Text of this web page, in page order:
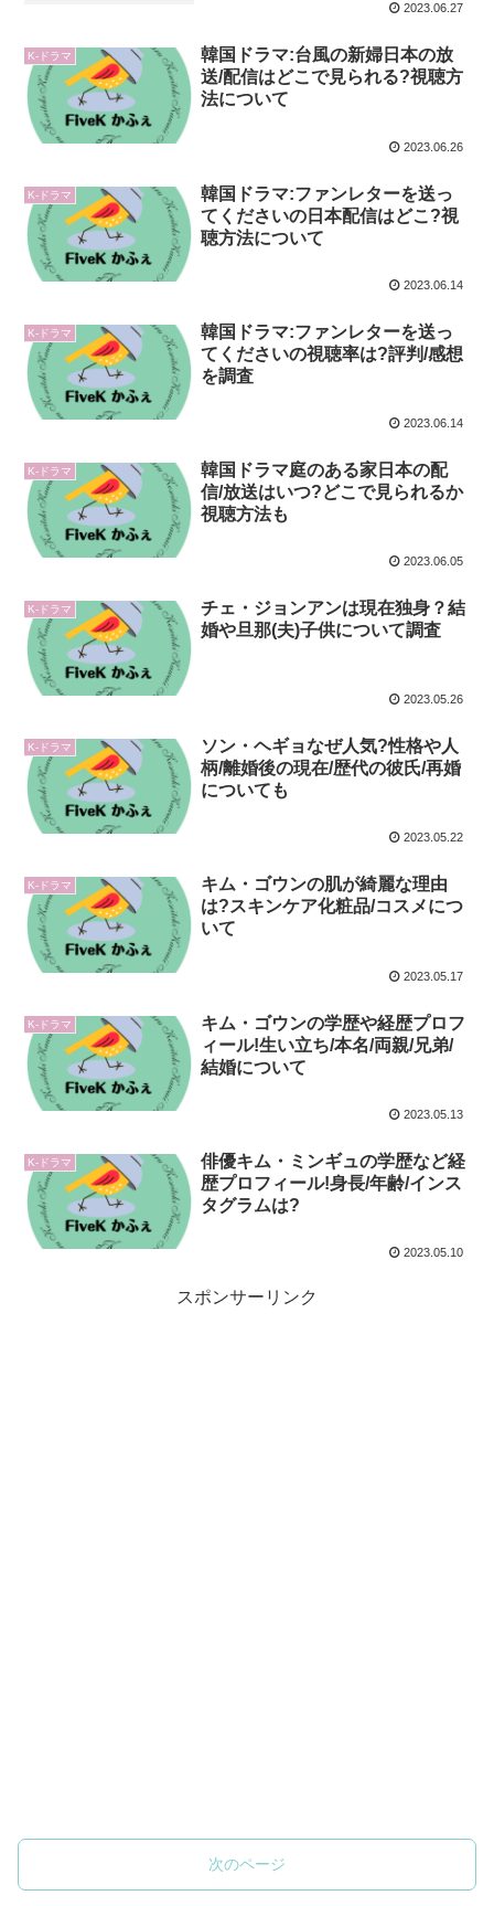
2023.06.27
K-ドラマ
韓国ドラマ:台風の新婦日本の放
送/配信はどこで見られる?視聴方
法について
2023.06.26
K-ドラマ
韓国ドラマ:ファンレターを送っ
てくださいの日本配信はどこ?視
聴方法について
2023.06.14
K-ドラマ
韓国ドラマ:ファンレターを送っ
てくださいの視聴率は?評判/感想
を調査
2023.06.14
K-ドラマ
韓国ドラマ庭のある家日本の配
信/放送はいつ?どこで見られるか
視聴方法も
2023.06.05
K-ドラマ
チェ・ジョンアンは現在独身？結
婚や旦那(夫)子供について調査
2023.05.26
K-ドラマ
ソン・ヘギョなぜ人気?性格や人
柄/離婚後の現在/歴代の彼氏/再婚
についても
2023.05.22
K-ドラマ
キム・ゴウンの肌が綺麗な理由
は?スキンケア化粧品/コスメにつ
いて
2023.05.17
K-ドラマ
キム・ゴウンの学歴や経歴プロフ
ィール!生い立ち/本名/両親/兄弟/
結婚について
2023.05.13
K-ドラマ
俳優キム・ミンギュの学歴など経
歴プロフィール!身長/年齢/インス
タグラムは?
2023.05.10
スポンサーリンク
次のページ